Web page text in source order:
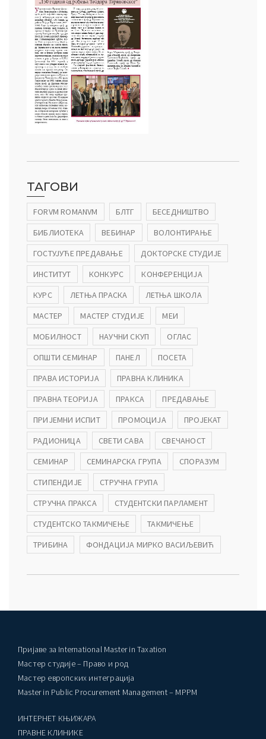
ТАГОВИ
FORVM ROMANVM БЛТГ
БЕСЕДНИШТВО
БИБЛИОТЕКА
ВЕБИНАР
ВОЛОНТИРАЊЕ
ГОСТУЈУЋЕ ПРЕДАВАЊЕ
ДОКТОРСКЕ СТУДИЈЕ
ИНСТИТУТ
КОНКУРС
КОНФЕРЕНЦИЈА
КУРС
ЛЕТЊА ПРАСКА
ЛЕТЊА ШКОЛА
МАСТЕР
МАСТЕР СТУДИЈЕ
МЕИ
МОБИЛНОСТ
НАУЧНИ СКУП
ОГЛАС
ОПШТИ СЕМИНАР
ПАНЕЛ
ПОСЕТА
ПРАВА ИСТОРИЈА
ПРАВНА КЛИНИКА
ПРАВНА ТЕОРИЈА
ПРАКСА
ПРЕДАВАЊЕ
ПРИЈЕМНИ ИСПИТ
ПРОМОЦИЈА
ПРОЈЕКАТ
РАДИОНИЦА
СВЕТИ САВА
СВЕЧАНОСТ
СЕМИНАР
СЕМИНАРСКА ГРУПА
СПОРАЗУМ
СТИПЕНДИЈЕ
СТРУЧНА ГРУПА
СТРУЧНА ПРАКСА
СТУДЕНТСКИ ПАРЛАМЕНТ
СТУДЕНТСКО ТАКМИЧЕЊЕ
ТАКМИЧЕЊЕ
ТРИБИНА
ФОНДАЦИЈА МИРКО ВАСИЉЕВИЋ
Пријаве за International Master in Taxation
Мастер студије – Право и род
Мастер европских интеграција
Master in Public Procurement Management – MPPM
ИНТЕРНЕТ КЊИЖАРА
ПРАВНЕ КЛИНИКЕ
Пословања” – Догађаји